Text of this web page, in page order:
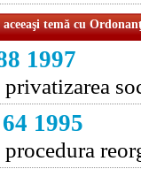
temă cu
1997
1995